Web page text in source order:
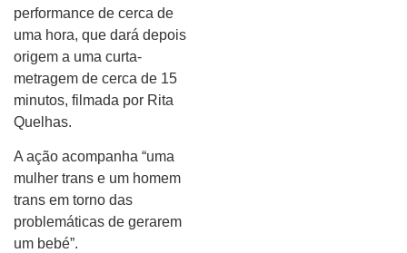
performance de cerca de
uma hora, que dará depois
origem a uma curta-
metragem de cerca de 15
minutos, filmada por Rita
Quelhas.
A ação acompanha “uma
mulher trans e um homem
trans em torno das
problemáticas de gerarem
um bebé”.